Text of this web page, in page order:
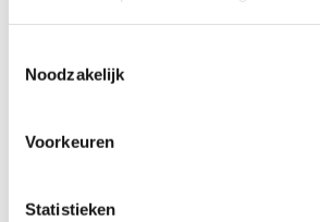
Noodzakelijk
Voorkeuren
Statistieken
Zutphen
Groenlo
7141 EG Groenlo